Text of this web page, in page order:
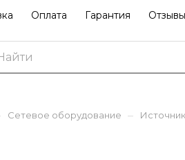
Оплата Гарантия Отзывы
Сетевое оборудование –